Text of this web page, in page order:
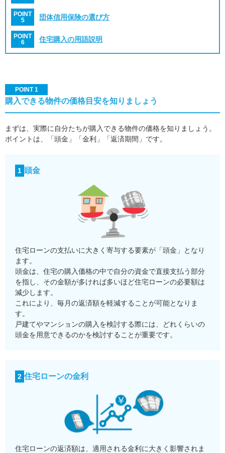
POINT
5
団体信用保険の選び方
POINT
6
住宅購入の用語説明
POINT 1
購入できる物件の価格目安を知りましょう
まずは、実際に自分たちが購入できる物件の価格を知りましょう。
ポイントは、「頭金」「金利」「返済期間」です。
1 頭金
住宅ローンの支払いに大きく寄与する要素が「頭金」となり
ます。
頭金は、住宅の購入価格の中で自分の資金で直接支払う部分
を指し、その金額が多ければ多いほど住宅ローンの必要額は
減少します。
これにより、毎月の返済額を軽減することが可能となりま
す。
戸建てやマンションの購入を検討する際には、どれくらいの
頭金を用意できるのかを検討することが重要です。
2 住宅ローンの金利
住宅ローンの返済額は、適用される金利に大きく影響されま